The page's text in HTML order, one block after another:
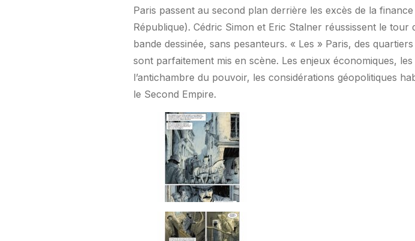
Paris passent au second plan derrière les excès de la
République). Cédric Simon et Eric Stalner réussissent le tour
bande dessinée, sans pesanteurs. « Les » Paris, des
sont parfaitement mis en scène. Les enjeux économiques,
l’antichambre du pouvoir, les considérations géopolitiques
le Second Empire.